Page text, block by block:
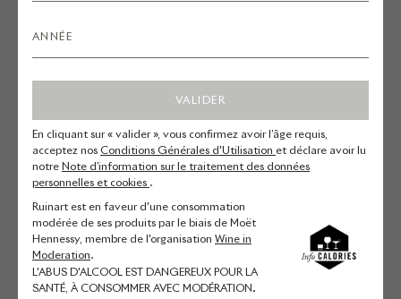
VALIDER
En cliquant sur « valider », vous confirmez avoir l’âge requis,
acceptez nos Conditions Générales d'Utilisation et déclare avoir lu
notre Note d’information sur le traitement des données
personnelles et cookies .
Ruinart est en faveur d'une consommation
modérée de ses produits par le biais de Moët
Hennessy, membre de l'organisation Wine in
Moderation.
L'ABUS D'ALCOOL EST DANGEREUX POUR LA
SANTÉ, À CONSOMMER AVEC MODÉRATION.
école hôtelière, Valérie Radou se
apprentissage à Saulieu au
restaurant gastronomique « La
Côte d’Or » de Bernard Loiseau et
au Chabichou, table étoilée du
chef Michel Rochedy à Courchevel.
Riche de plusieurs années
d’expérience, la cheffe décide de se